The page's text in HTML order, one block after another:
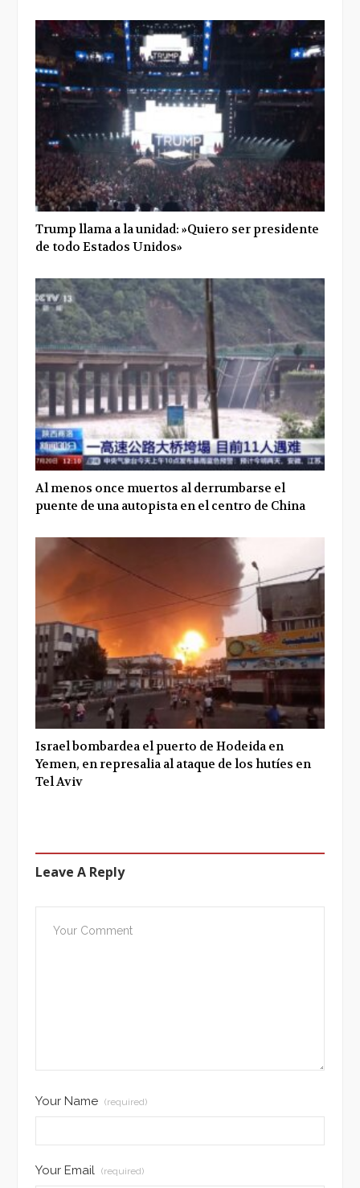
Trump llama a la unidad: »Quiero ser presidente
de todo Estados Unidos»
Al menos once muertos al derrumbarse el
puente de una autopista en el centro de China
Israel bombardea el puerto de Hodeida en
Yemen, en represalia al ataque de los hutíes en
Tel Aviv
Leave A Reply
Your Name (required)
Your Email (required)